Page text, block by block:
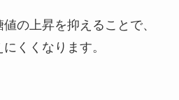
の上昇を抑えることで、
くくなります。